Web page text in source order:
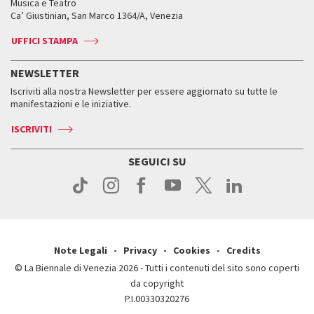
Come raggiungerci
Press
Orari e sedi
Accrediti
Come raggiungerci
Biglietti
Accrediti
Come raggiungerci
Contatti
Come raggiungerci
Press
Leone d’argento
Edizioni passate
Orari e sedi
Biglietti
Come raggiungerci
Contatti
Biennale College ASAC
ASAC DATI
Orari e sedi
Musica e Teatro
Ca’ Giustinian, San Marco 1364/A, Venezia
UFFICI STAMPA
NEWSLETTER
Iscriviti alla nostra Newsletter per essere aggiornato su tutte le
manifestazioni e le iniziative.
ISCRIVITI
SEGUICI SU
Note Legali Privacy Cookies
Credits
© La Biennale di Venezia 2026 - Tutti i contenuti del sito sono coperti
da copyright
P.I.00330320276